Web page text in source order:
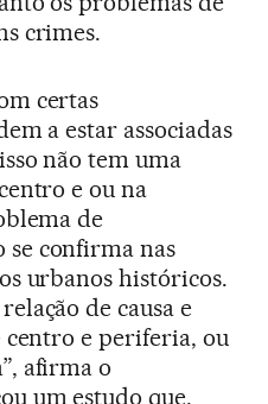
crimes.
certas
a estar associadas
não tem uma
e ou na
de
se confirma nas
urbanos históricos.
de causa e
e periferia, ou
afirma o
um estudo que,